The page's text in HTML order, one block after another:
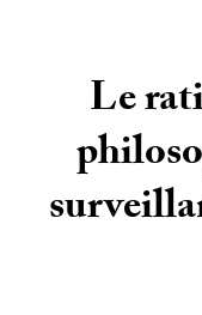
Le